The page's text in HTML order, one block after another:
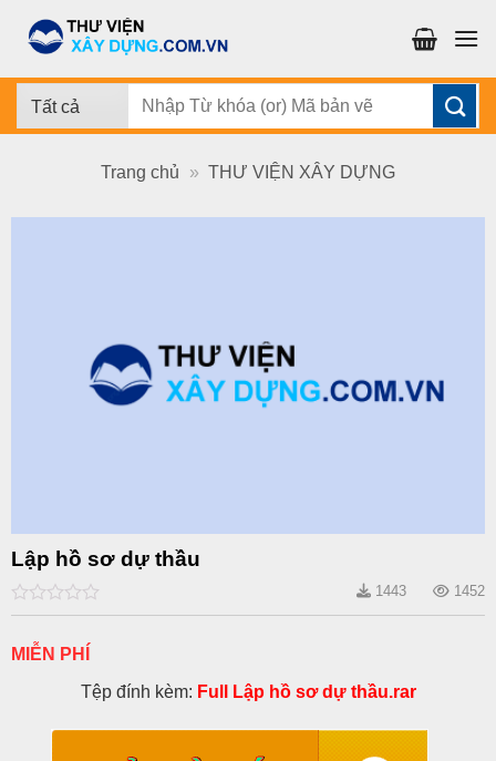
đến
dung
Tìm
Trang chủ » THƯ VIỆN XÂY DỰNG
Lập hồ sơ dự thầu
0
of
1443 1452
MIỄN PHÍ
Tệp đính kèm: Full Lập hồ sơ dự thầu.rar